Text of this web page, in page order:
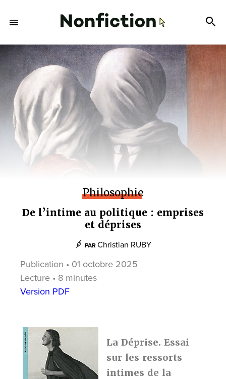
Philosophie
De l’intime au politique : emprises
et déprises
PAR Christian RUBY
Publication • 01 octobre 2025
Lecture • 8 minutes
Version PDF
La Déprise. Essai
sur les ressorts
intimes de la